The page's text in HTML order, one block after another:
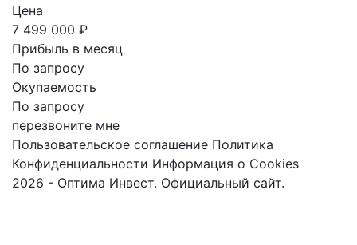
Цена
7 499 000 ₽
Прибыль в месяц
По запросу
Окупаемость
По запросу
перезвоните мне
Пользовательское соглашение Политика
Конфиденциальности Информация о Cookies
2026 - Оптима Инвест. Официальный сайт.